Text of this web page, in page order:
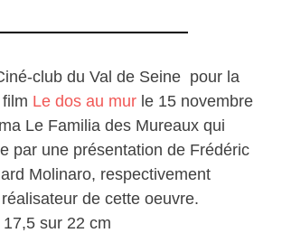
club du Val de Seine pour la
Le dos au mur le 15 novembre
Le Familia des Mureaux qui
par une présentation de Frédéric
Molinaro, respectivement
de cette oeuvre.
sur 22 cm